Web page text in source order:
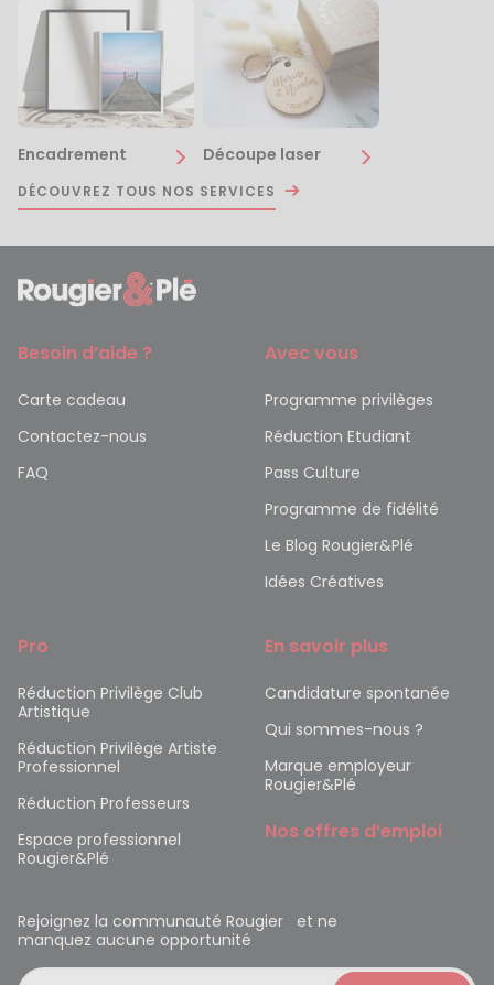
Encadrement Découpe laser
DÉCOUVREZ TOUS NOS SERVICES
Besoin d’aide ?
Carte cadeau
Contactez-nous
FAQ
Avec vous
Programme privilèges
Réduction Etudiant
Pass Culture
Programme de fidélité
Le Blog Rougier&Plé
Idées Créatives
Pro
Réduction Privilège Club
Artistique
Réduction Privilège Artiste
Professionnel
Réduction Professeurs
Espace professionnel
Rougier&Plé
En savoir plus
Candidature spontanée
Qui sommes-nous ?
Marque employeur
Rougier&Plé
Nos offres d’emploi
Rejoignez la communauté Rougier et ne
manquez aucune opportunité